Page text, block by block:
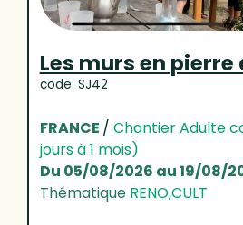
Les murs en pierre
code: SJ42
FRANCE / Chantier Adulte
jours à 1 mois)
Du 05/08/2026 au 19/08/
Thématique RENO,CULT